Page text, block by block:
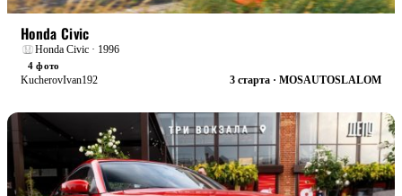
Honda Civic
Honda Civic · 1996
4 фото
KucherovIvan192
3 старта · MOSAUTOSLALOM